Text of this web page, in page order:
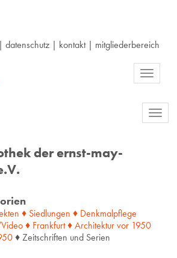
| datenschutz| kontakt| mitgliederbereich
Toggle
der ernst-may-
♦ Siedlungen ♦ Denkmalpflege
♦ Frankfurt♦ Architekturvor 1950
♦ Zeitschriften und Serien